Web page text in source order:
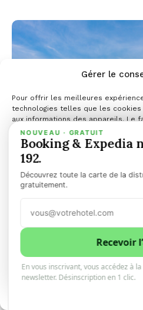
Gérer le
Pour offrir les meilleures
technologies telles que les
aux informations des appareils. Le
technologies nous permettra de
comportement de navigation ou les
de ne pas consentir ou de retirer
effet négatif sur certaines
Gérer les services
Voir les
Le marché du
travel devrait
732 milliards
d’ici 2030,
TravelPerk.
NOUVEAU · GRATUIT
Booking & Expedia
192.
Découvrez toute la carte de la
gratuitement.
Recevoir
En vous inscrivant, vous accédez à
newsletter. Désinscription en 1 clic.